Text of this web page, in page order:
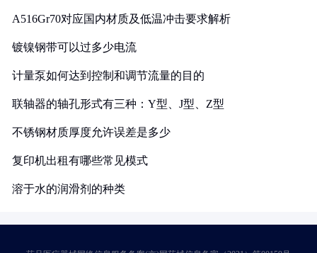
A516Gr70对应国内材质及低温冲击要求解析
镀镍钢带可以过多少电流
计量泵如何达到控制和调节流量的目的
联轴器的轴孔形式有三种：Y型、J型、Z型
不锈钢材质厚度允许误差是多少
复印机出租有哪些常见模式
溶于水的润滑剂的种类